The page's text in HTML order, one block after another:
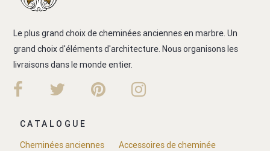
Le plus grand choix de cheminées anciennes en marbre. Un
grand choix d'éléments d'architecture. Nous organisons les
livraisons dans le monde entier.
CATALOGUE
Cheminées anciennes
Accessoires de cheminée